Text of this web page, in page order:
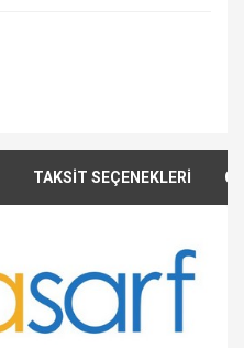
TAKSİT SEÇENEKLERİ